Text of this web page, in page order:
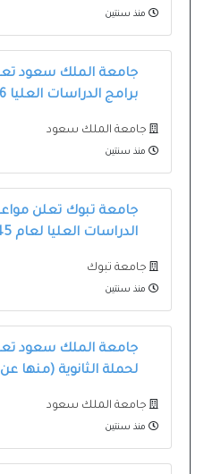
منذ سنتين
جامعة الملك سعود
برامج الدراسات العليا 1446هـ
جامعة الملك سعود
منذ سنتين
جامعة تبوك تعلن
الدراسات العليا لعام 1445هـ
جامعة تبوك
منذ سنتين
لحملة الثانوية (منها
جامعة الملك سعود
منذ سنتين